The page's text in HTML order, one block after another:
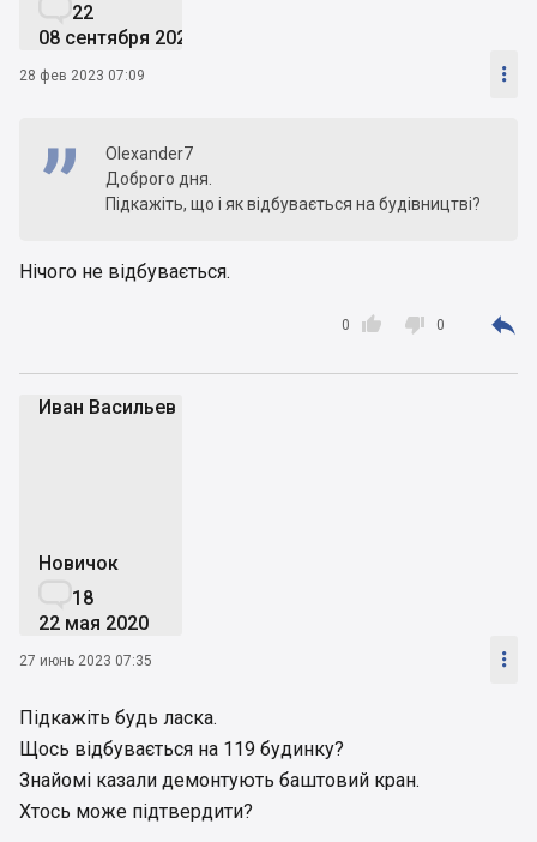
22
08 сентября 2020
28 фев 2023 07:09 
Olexander7
Доброго дня.
Підкажіть, що і як відбувається на будівництві?
Нічого не відбувається.

0  0 
Иван Васильев
Новичок
18
22 мая 2020
27 июнь 2023 07:35 
Підкажіть будь ласка.
Щось відбувається на 119 будинку?
Знайомі казали демонтують баштовий кран.
Хтось може підтвердити?